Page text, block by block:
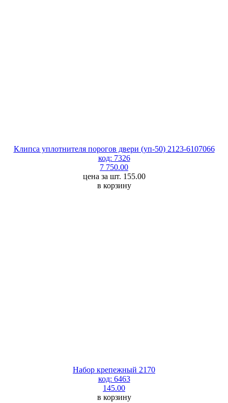
Клипса уплотнителя порогов двери (уп-50) 2123-6107066
код: 7326
7 750.00
цена за шт. 155.00
в корзину
Набор крепежный 2170
код: 6463
145.00
в корзину